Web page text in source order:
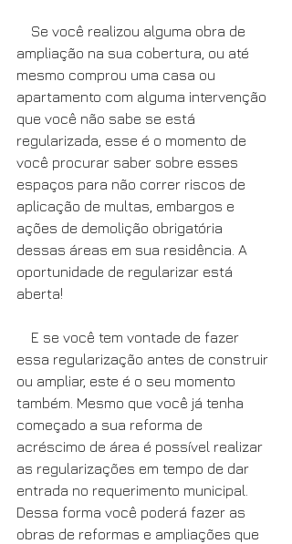
ampliação na sua cobertura, ou até
mesmo comprou uma casa ou
apartamento com alguma intervenção
que você não sabe se está
regularizada, esse é o momento de
você procurar saber sobre esses
espaços para não correr riscos de
aplicação de multas, embargos e
ações de demolição obrigatória
dessas áreas em sua residência. A
oportunidade de regularizar está
aberta!
essa regularização antes de construir
ou ampliar, este é o seu momento
também. Mesmo que você já tenha
começado a sua reforma de
acréscimo de área é possível realizar
as regularizações em tempo de dar
entrada no requerimento municipal.
Dessa forma você poderá fazer as
obras de reformas e ampliações que